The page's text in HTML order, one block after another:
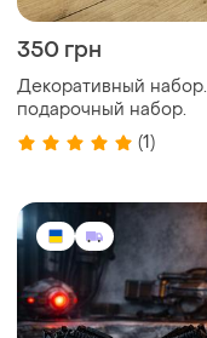
350 грн
Декоративный набор.
подарочный набор.
(1)